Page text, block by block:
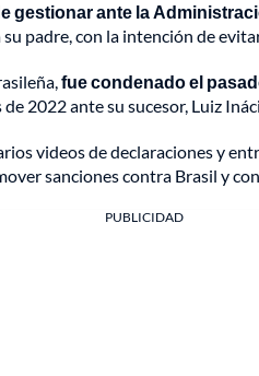
gestionar ante la
padre, con la intención de
fue condenado el
2022 ante su sucesor, Luiz
videos de declaraciones y
sanciones contra Brasil y
PUBLICIDAD